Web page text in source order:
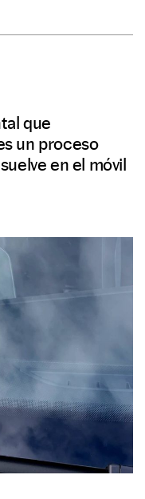
que
un proceso
en el móvil